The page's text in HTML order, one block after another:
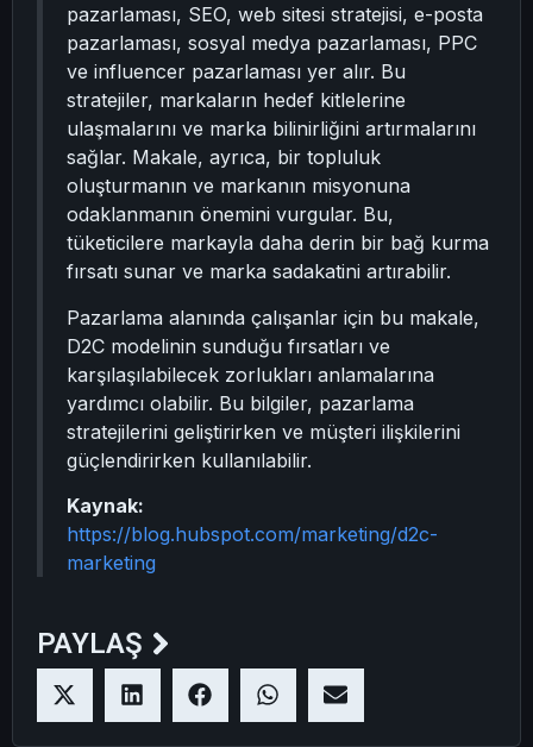
pazarlaması, SEO, web sitesi stratejisi, e-posta
pazarlaması, sosyal medya pazarlaması, PPC
ve influencer pazarlaması yer alır. Bu
stratejiler, markaların hedef kitlelerine
ulaşmalarını ve marka bilinirliğini artırmalarını
sağlar. Makale, ayrıca, bir topluluk
oluşturmanın ve markanın misyonuna
odaklanmanın önemini vurgular. Bu,
tüketicilere markayla daha derin bir bağ kurma
fırsatı sunar ve marka sadakatini artırabilir.
Pazarlama alanında çalışanlar için bu makale,
D2C modelinin sunduğu fırsatları ve
karşılaşılabilecek zorlukları anlamalarına
yardımcı olabilir. Bu bilgiler, pazarlama
stratejilerini geliştirirken ve müşteri ilişkilerini
güçlendirirken kullanılabilir.
Kaynak:
https://blog.hubspot.com/marketing/d2c-
marketing
PAYLAŞ